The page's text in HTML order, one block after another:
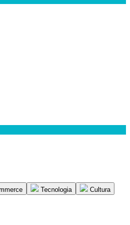
Tecnologia
Cultura